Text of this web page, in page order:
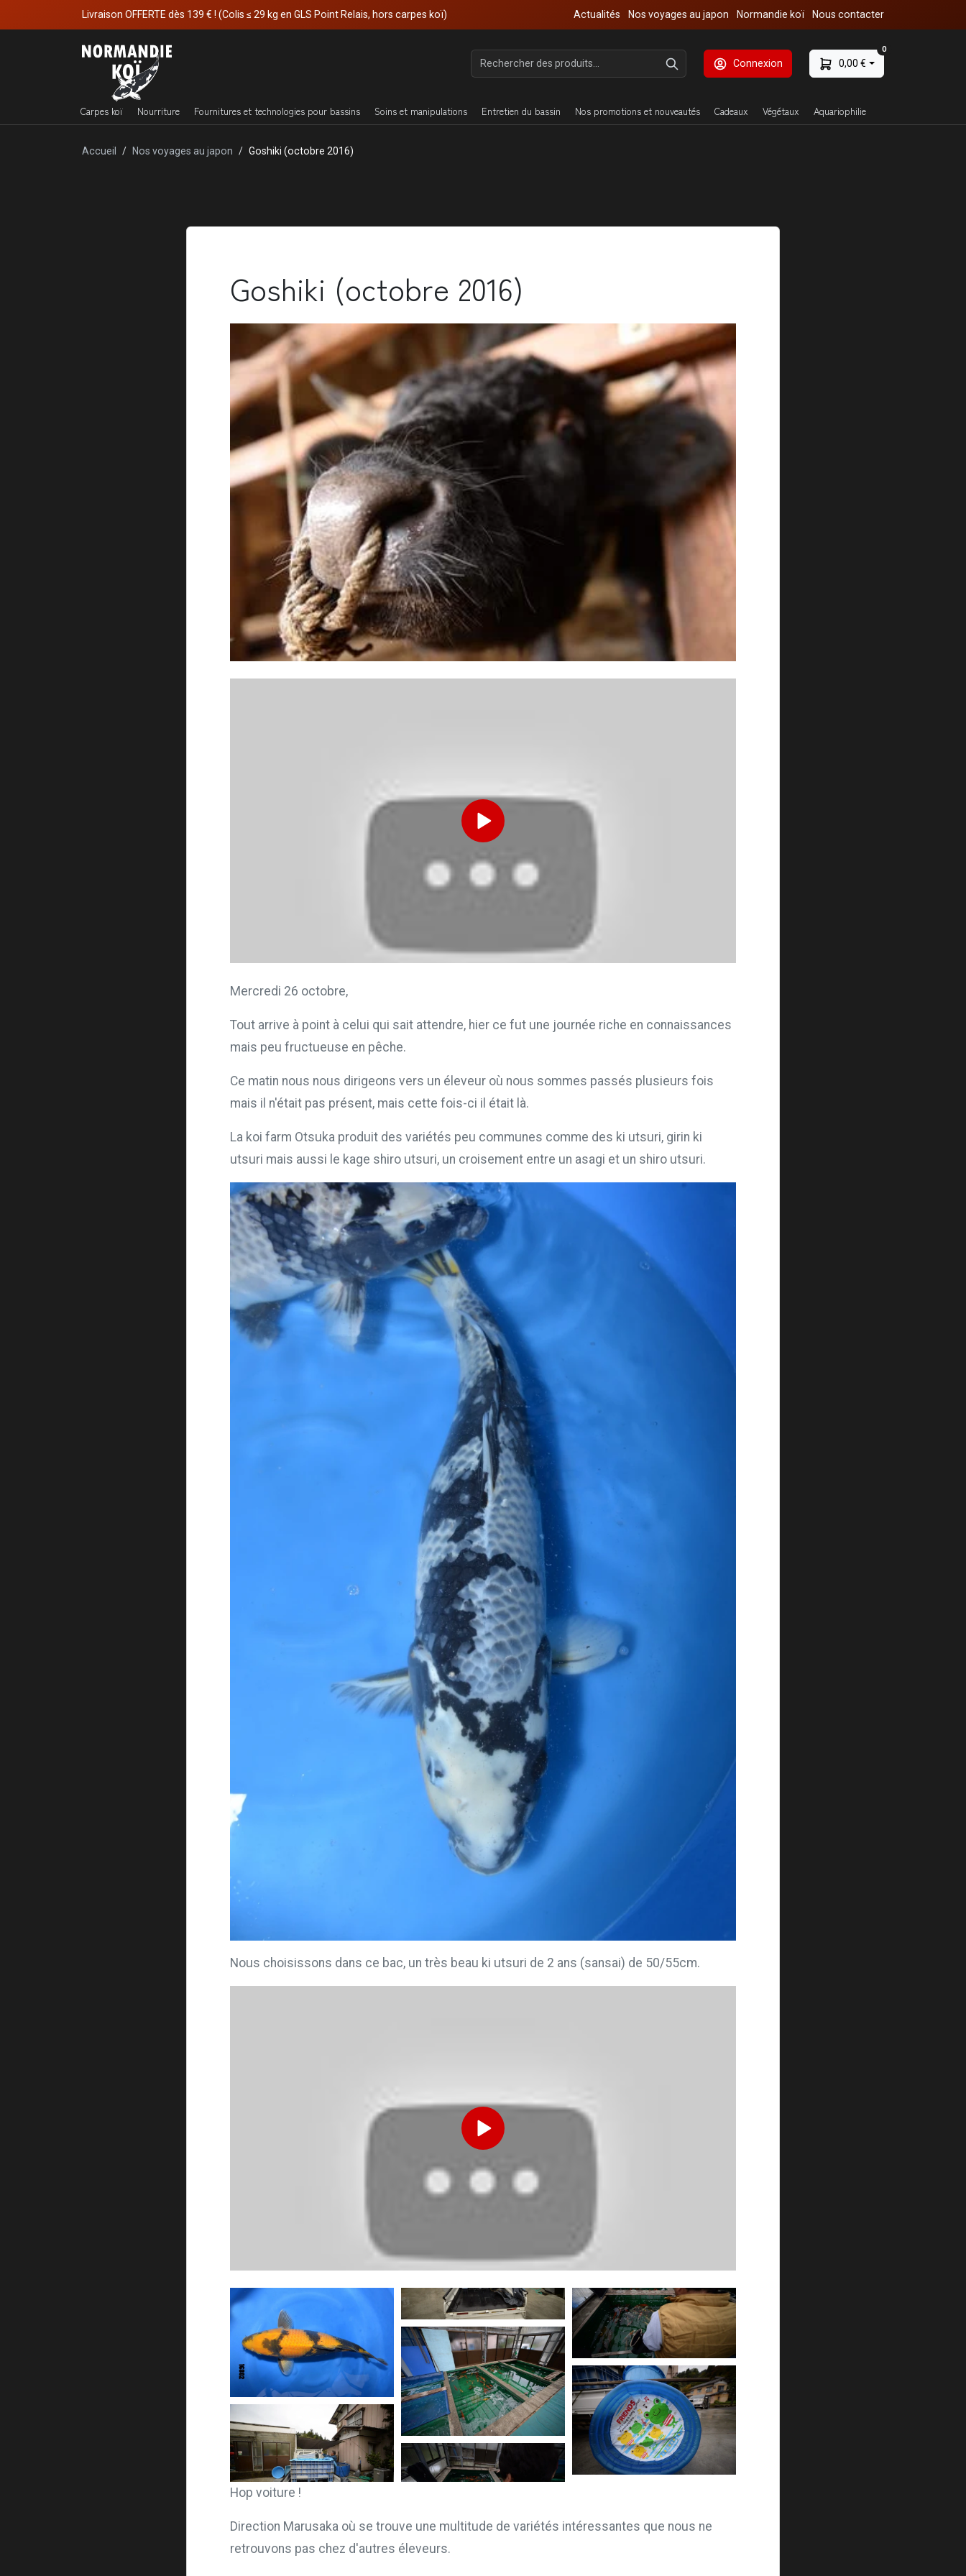
Livraison OFFERTE dès 139 € ! (Colis ≤ 29 kg en GLS Point Relais, hors carpes koï) Actualités Nos voyages au japon Normandie koï Nous contacter
Connexion 0,00 €
0
Carpes koï Nourriture Fournitures et technologies pour bassins Soins et manipulations Entretien du bassin Nos promotions et nouveautés Cadeaux Végétaux Aquariophilie
Accueil Nos voyages au japon Goshiki (octobre 2016)
Goshiki (octobre 2016)
Mercredi 26 octobre,
Tout arrive à point à celui qui sait attendre, hier ce fut une journée riche en connaissances
mais peu fructueuse en pêche.
Ce matin nous nous dirigeons vers un éleveur où nous sommes passés plusieurs fois
mais il n'était pas présent, mais cette fois-ci il était là.
La koi farm Otsuka produit des variétés peu communes comme des ki utsuri, girin ki
utsuri mais aussi le kage shiro utsuri, un croisement entre un asagi et un shiro utsuri.
Nous choisissons dans ce bac, un très beau ki utsuri de 2 ans (sansai) de 50/55cm.
Hop voiture !
Direction Marusaka où se trouve une multitude de variétés intéressantes que nous ne
retrouvons pas chez d'autres éleveurs.